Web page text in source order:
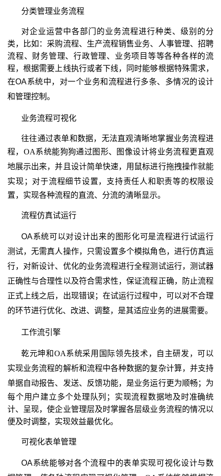
分类管理业务流程
对企业运营中各部门的业务流程进行种类、级别的分
类，比如：采购流程、生产流程销售业务、人事管理、招聘
流程、财务管理、行政管理、业务项目等等各种各样的流
程，根据需要上线执行或者下线，同时能够根据特殊需求，
在OA系统中，对一个业务和流程进行多条、多情况的设计
和管理控制。
业务流程可视化
往往通过表单和数据，无法直观清晰地掌握业务流程进
程， OA系统能狗狗通过图形、图像设计将业务流程更直观
地展示出来，并且设计简单快速，用鼠标进行拖拽操作就能
实现；对于流程细节设置，支持责任人和职责等的权限设
置，实现各种流程的直流、分流的清晰显示。
流程仿真试运行
OA系统可以对设计出来的图形化可是流程进行试运行
测试，无需真人操作，只需设置多个模拟角色，进行仿真运
行，对新设计、优化的业务流程进行全程测试运行，测试器
正确性与合理性以及符合需求性，保证流程正确，防止流程
正式上线之后，出现错误；在试运行过程中，可以对不合理
的环节进行优化、改进、调整，是其适应业务的进展需要。
工作流引擎
乾元坤和OA系统采用国际领先技术，自主研发，可以
实现业务流程的解析和流程中各种数据的复杂计算，并支持
单据自动报告、发送、反馈功能，是业务运行更为顺畅； 为
每个用户建立多个处理队列；实现流程数据地及时准确统
计、呈现，使企业管理层及时掌握各层级业务流程的情况以
便及时调整，实现效益最优化。
可视化表单管理
OA系统能够对各个流程中的表单实现可视化设计与数